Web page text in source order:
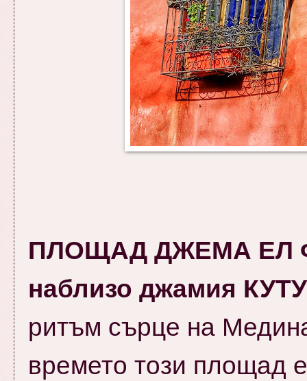
ПЛОЩАД ДЖЕМА ЕЛ
наблизо джамия
ритъм сърце на
времето този площад